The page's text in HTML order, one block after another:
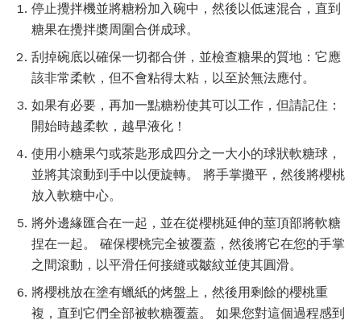
停止攪拌機並將糖粉加入碗中，然後以低速混合，直到
糖果在攪拌槳周圍合併成球。
刮掉碗底以確保一切都合併，並檢查糖果的質地：它應
該非常柔軟，但不會粘得太粘，以至於無法應付。
如果有必要，再加一點糖粉使其可以工作，但請記住：
開始時越柔軟，越早液化！
使用小糖果勺或茶匙形成四分之一大小的球狀軟糖球，
並將其滾動到手中以便旋轉。 將手掌攤平，然後將櫻桃
放入軟糖中心。
將外邊緣匯合在一起，並在從櫻桃延伸的莖頂部將軟糖
捏在一起。 確保櫻桃完全被覆蓋，然後將它在您的手掌
之間滾動，以平滑任何接縫或皺紋並使其圓滑。
將櫻桃放在塗有蠟紙的烤盤上，然後用剩餘的櫻桃重
複，直到它們全部被軟糖覆蓋。 如果您對這個過程感到